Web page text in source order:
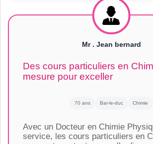
Mr . Jean bernard
Des cours particuliers en
mesure pour exceller
70 ans Bar-le-duc Chimie
Avec un Docteur en Chimie
service, les cours particuliers en